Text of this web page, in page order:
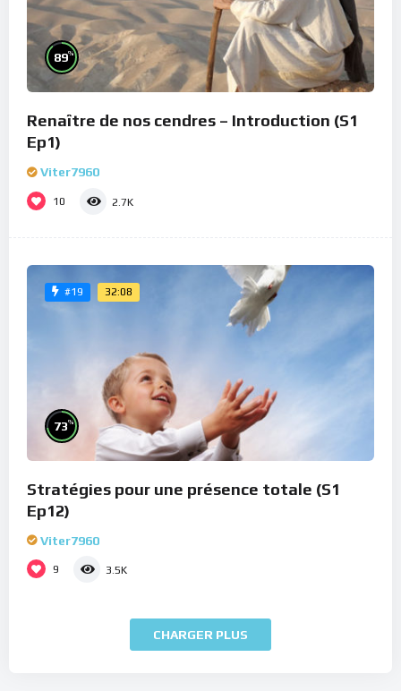
89%
Renaître de nos cendres – Introduction (S1
Ep1)
Viter7960
10 2.7K
#19 32:08
73%
Stratégies pour une présence totale (S1
Ep12)
Viter7960
9 3.5K
CHARGER PLUS